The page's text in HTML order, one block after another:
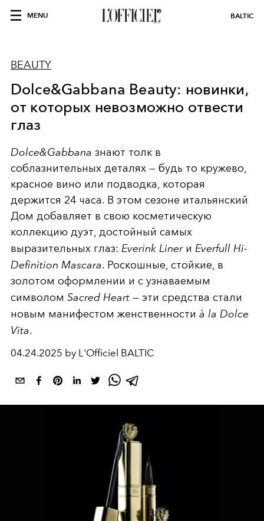
MENU BALTIC
BEAUTY
Dolce&Gabbana Beauty: новинки,
от которых невозможно отвести
глаз
Dolce&Gabbana знают толк в
соблазнительных деталях — будь то кружево,
красное вино или подводка, которая
держится 24 часа. В этом сезоне итальянский
Дом добавляет в свою косметическую
коллекцию дуэт, достойный самых
выразительных глаз: Everink Linerи Everfull Hi-
Definition Mascara. Роскошные, стойкие, в
золотом оформлении и с узнаваемым
символом Sacred Heart — эти средства стали
новым манифестом женственности à la Dolce
Vita.
04.24.2025 by L'Officiel BALTIC